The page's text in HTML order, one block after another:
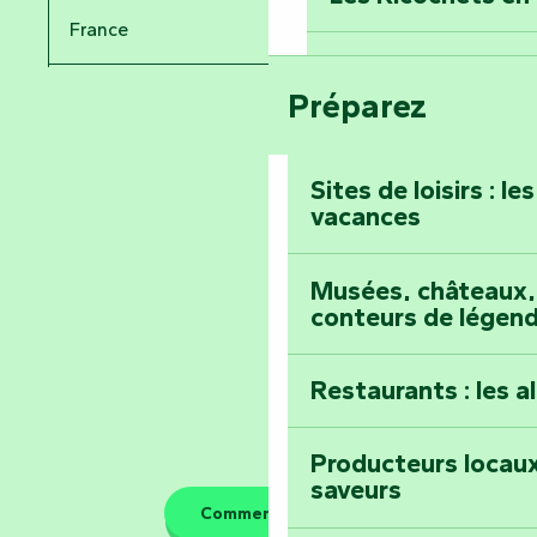
Voyagez dans le
Maillezais
Montez au
Tout l'agenda
Préparez
Sites de loisirs :
vacances
Musées,
conteurs de
Restaurants : les
Producteurs
saveurs
France
Comment venir ?